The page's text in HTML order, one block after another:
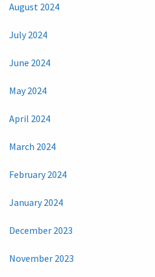
August 2024
July 2024
June 2024
May 2024
April 2024
March 2024
February 2024
January 2024
December 2023
November 2023